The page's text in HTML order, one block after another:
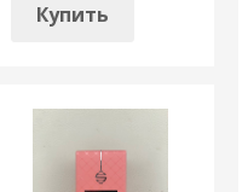
Купить